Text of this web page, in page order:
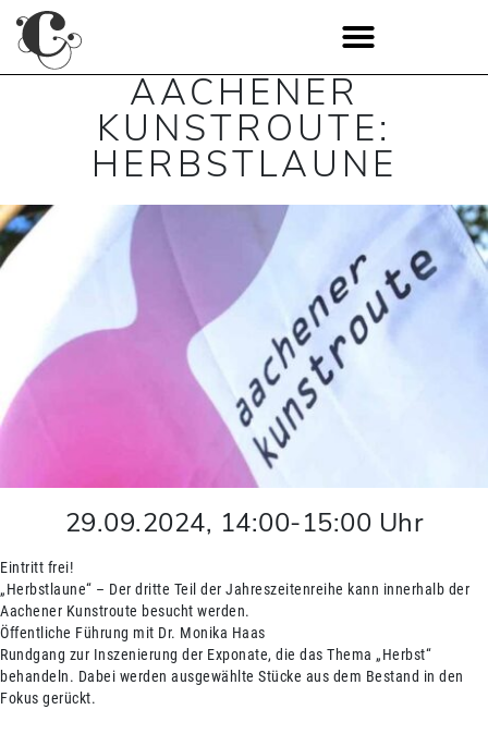
AACHENER
KUNSTROUTE:
HERBSTLAUNE
29.09.2024, 14:00-15:00 Uhr
Eintritt frei!
„Herbstlaune“ – Der dritte Teil der Jahreszeitenreihe kann innerhalb der
Aachener Kunstroute besucht werden.
Öffentliche Führung mit Dr. Monika Haas
Rundgang zur Inszenierung der Exponate, die das Thema „Herbst“
behandeln. Dabei werden ausgewählte Stücke aus dem Bestand in den
Fokus gerückt.